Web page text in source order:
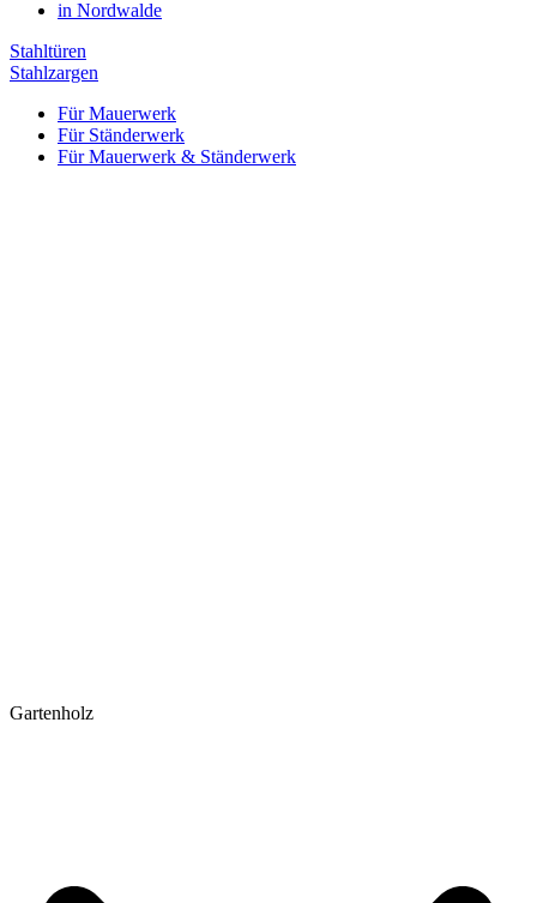
in Nordwalde
Stahltüren
Stahlzargen
Für Mauerwerk
Für Ständerwerk
Für Mauerwerk & Ständerwerk
Gartenholz